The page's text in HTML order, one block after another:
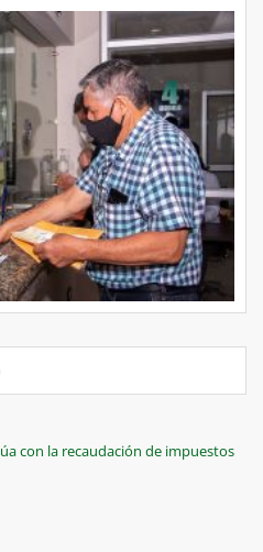
con la recaudación de impuestos